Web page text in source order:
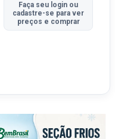
Faça seu login ou
cadastre-se para ver
preços e comprar